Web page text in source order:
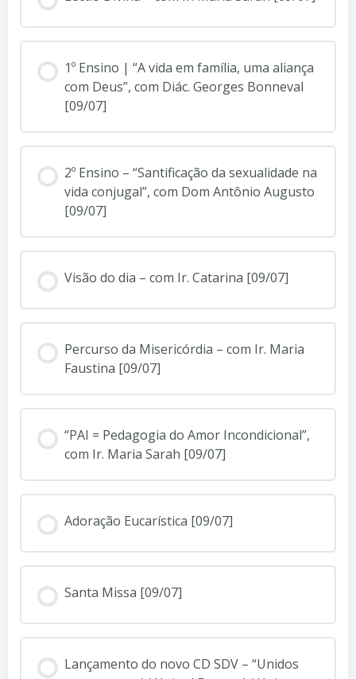
1º Ensino | “A vida em família, uma aliança
com Deus”, com Diác. Georges Bonneval
[09/07]
2º Ensino – “Santificação da sexualidade na
vida conjugal”, com Dom Antônio Augusto
[09/07]
Visão do dia – com Ir. Catarina [09/07]
Percurso da Misericórdia – com Ir. Maria
Faustina [09/07]
“PAI = Pedagogia do Amor Incondicional”,
com Ir. Maria Sarah [09/07]
Adoração Eucarística [09/07]
Santa Missa [09/07]
Lançamento do novo CD SDV – “Unidos